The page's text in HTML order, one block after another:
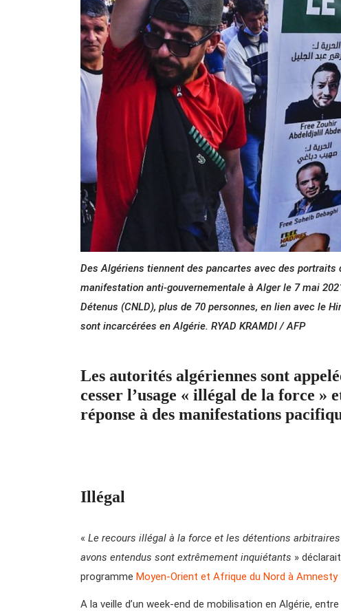
Des Algériens tiennent des pancartes avec des portraits
manifestation anti-gouvernementale à Alger le 7 mai
Détenus (CNLD), plus de 70 personnes, en lien avec le
sont incarcérées en Algérie. RYAD KRAMDI / AFP
Les autorités algériennes sont
cesser l’usage « illégal de la force »
réponse à des manifestations
Illégal
« Le recours illégal à la force et les détentions
avons entendus sont extrêmement inquiétants »
programme Moyen-Orient et Afrique du Nord à
A la veille d’un week-end de mobilisation en Algérie,